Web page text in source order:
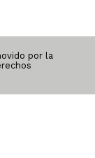
por la